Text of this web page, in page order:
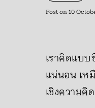
Post on 10
เราคิดแบบ
แน่นอน เห
เชิงความคิ